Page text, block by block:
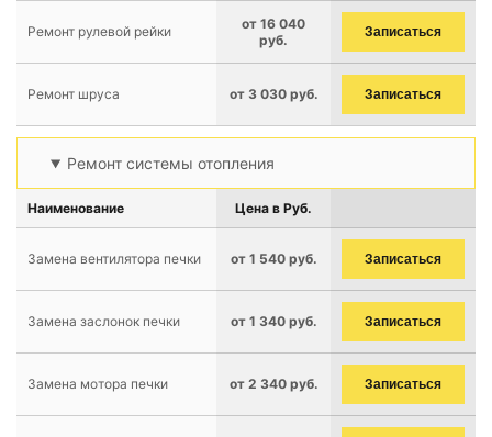
Ремонт рулевой рейки
от 16 040
руб.
Записаться
Ремонт шруса от 3 030 руб. Записаться
Ремонт системы отопления
Наименование Цена в Руб.
Замена вентилятора печки от 1 540 руб. Записаться
Замена заслонок печки от 1 340 руб. Записаться
Замена мотора печки от 2 340 руб. Записаться